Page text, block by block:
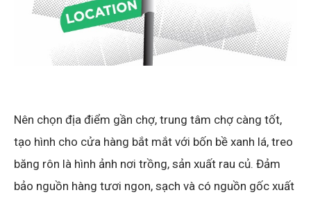
Nên chọn địa điểm gần chợ, trung tâm chợ càng tốt,
tạo hình cho cửa hàng bắt mắt với bốn bề xanh lá, treo
băng rôn là hình ảnh nơi trồng, sản xuất rau củ. Đảm
bảo nguồn hàng tươi ngon, sạch và có nguồn gốc xuất